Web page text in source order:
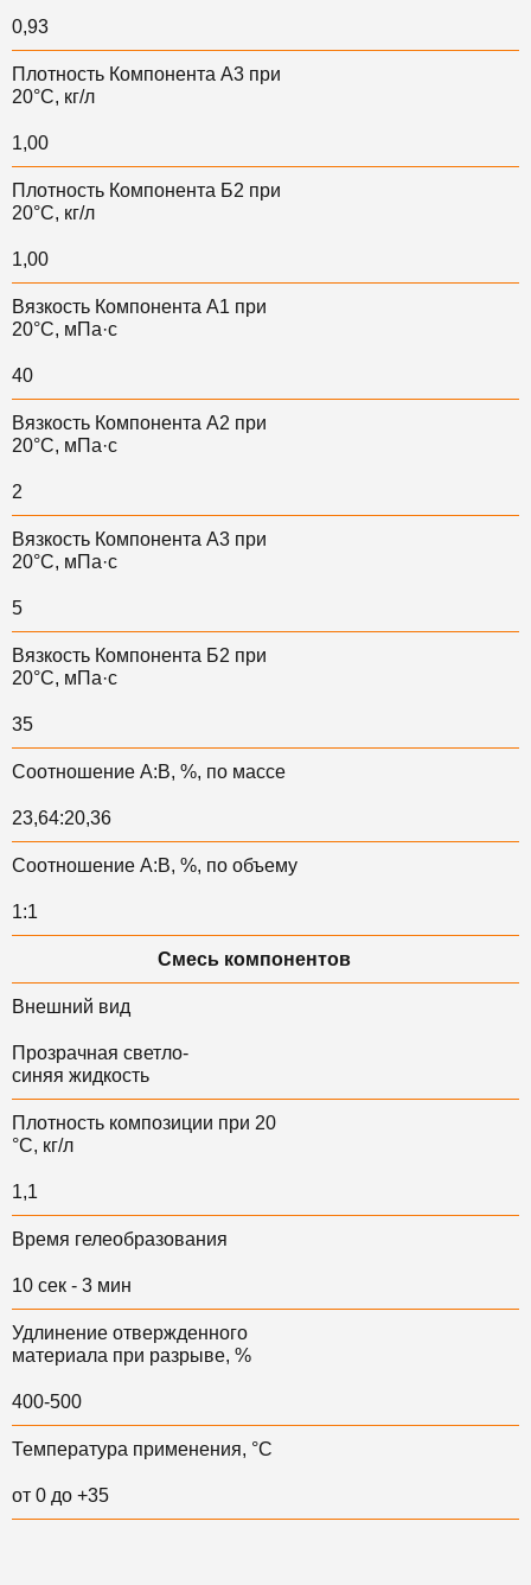
0,93
Плотность Компонента А3 при
20°С, кг/л
1,00
Плотность Компонента Б2 при
20°С, кг/л
1,00
Вязкость Компонента А1 при
20°С, мПа·с
40
Вязкость Компонента А2 при
20°С, мПа·с
2
Вязкость Компонента А3 при
20°С, мПа·с
5
Вязкость Компонента Б2 при
20°С, мПа·с
35
Соотношение А:В, %, по массе
23,64:20,36
Соотношение А:В, %, по объему
1:1
Смесь компонентов
Внешний вид
Прозрачная светло-
синяя жидкость
Плотность композиции при 20
°С, кг/л
1,1
Время гелеобразования
10 сек - 3 мин
Удлинение отвержденного
материала при разрыве, %
400-500
Температура применения, °С
от 0 до +35